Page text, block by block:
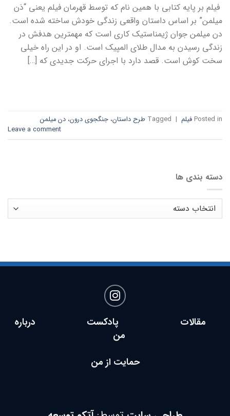
فیلم بر پایه کتابی با همین نام که توسط قهرمان فیلم یعنی “دَن
میلمن” بر اساس داستان واقعی زندگی خودش ساخته شده است.
دن میلمن جوان ژیمناستیک کاری است که مهمترین هدفش در
زندگی رسیدن به مدال طلای المپیک است. او در این راه خیلی
سخت کوش است. قصد دارد با اجرای حرکت جدیدی که […]
Posted in فیلم |
Tagged طرح داستان، جنگجوی درون، دن میلمن
Leave a comment
دسته بندی ها
دسته
بندی
مقالات پادکست
درباره
من
حمایت از من